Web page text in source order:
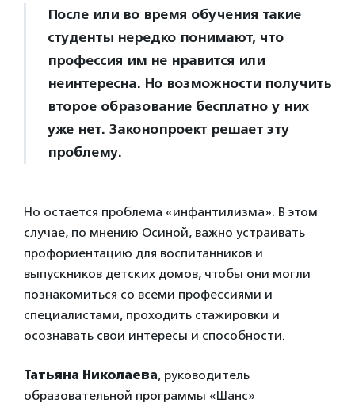
После или во время обучения такие
студенты нередко понимают, что
профессия им не нравится или
неинтересна. Но возможности получить
второе образование бесплатно у них
уже нет. Законопроект решает эту
проблему.
Но остается проблема «инфантилизма». В этом
случае, по мнению Осиной, важно устраивать
профориентацию для воспитанников и
выпускников детских домов, чтобы они могли
познакомиться со всеми профессиями и
специалистами, проходить стажировки и
осознавать свои интересы и способности.
Татьяна Николаева, руководитель
образовательной программы «Шанс»